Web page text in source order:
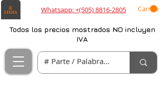
Whatsapp: +(505) 8816-2805 Carrito
Todos los precios mostrados NO incluyen
IVA